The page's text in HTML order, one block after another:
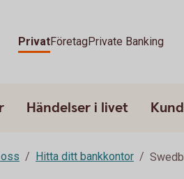
PrivatFöretagPrivate Banking
Händelser i livet
Hitta ditt bankkontor